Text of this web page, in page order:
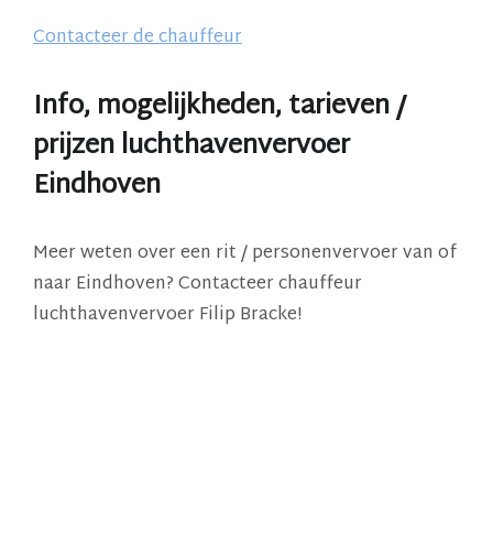
Contacteer de chauffeur
Info, mogelijkheden, tarieven /
prijzen luchthavenvervoer
Eindhoven
Meer weten over een rit / personenvervoer van of
naar Eindhoven? Contacteer chauffeur
luchthavenvervoer Filip Bracke!